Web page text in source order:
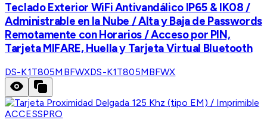
Teclado Exterior WiFi Antivandálico IP65 & IK08 /
Administrable en la Nube / Alta y Baja de Passwords
Remotamente con Horarios / Acceso por PIN,
Tarjeta MIFARE, Huella y Tarjeta Virtual Bluetooth
DS-K1T805MBFWXDS-K1T805MBFWX
ACCESSPRO